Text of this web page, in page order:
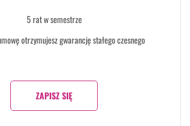
5 rat w semestrze
otrzymujesz gwarancję stałego czesnego
ZAPISZ SIĘ